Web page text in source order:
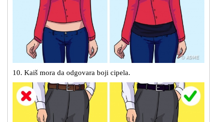
10. Kaiš mora da odgovara boji cipela.